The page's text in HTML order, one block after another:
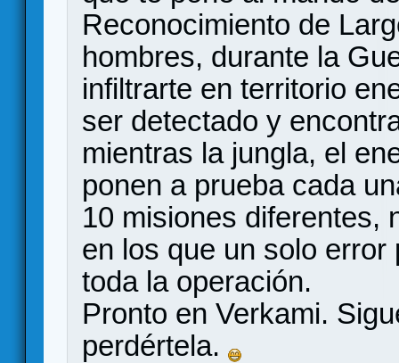
Reconocimiento de
hombres, durante la
infiltrarte en territorio
ser detectado y
mientras la jungla, el
ponen a prueba cada
10 misiones diferentes,
en los que un solo
toda la operación.
Pronto en Verkami.
perdértela.